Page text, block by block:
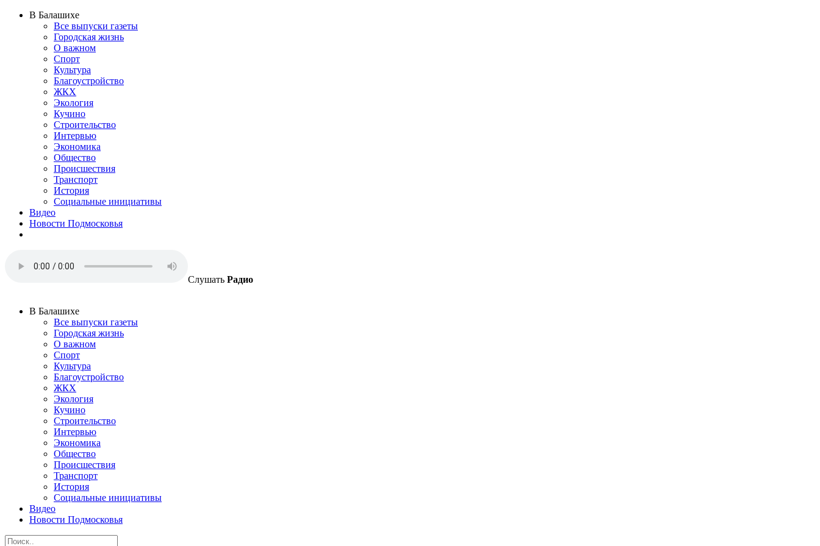
В Балашихе
Все выпуски газеты
Городская жизнь
О важном
Спорт
Культура
Благоустройство
ЖКХ
Экология
Кучино
Строительство
Интервью
Экономика
Общество
Происшествия
Транспорт
История
Социальные инициативы
Видео
Новости Подмосковья
Слушать Радио
В Балашихе
Все выпуски газеты
Городская жизнь
О важном
Спорт
Культура
Благоустройство
ЖКХ
Экология
Кучино
Строительство
Интервью
Экономика
Общество
Происшествия
Транспорт
История
Социальные инициативы
Видео
Новости Подмосковья